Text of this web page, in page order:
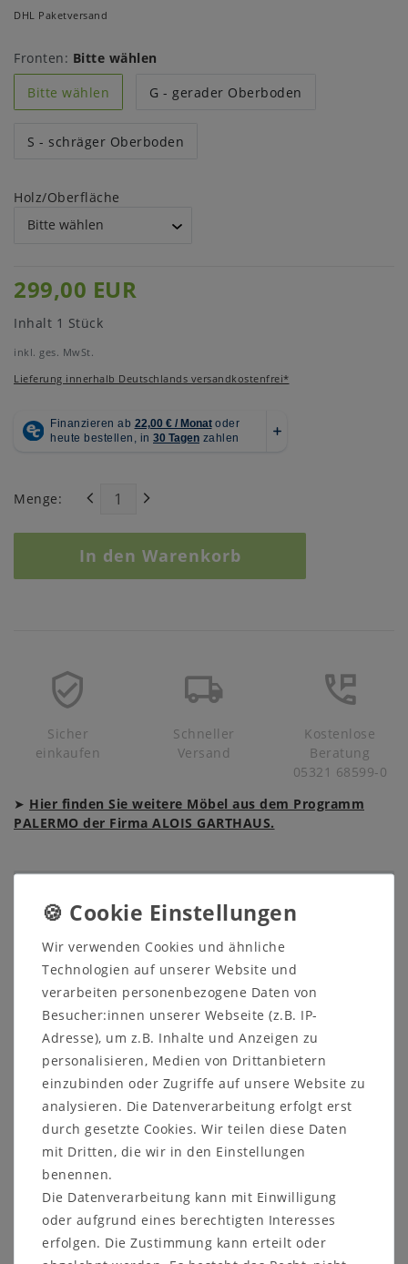
DHL Paketversand
Fronten: Bitte wählen
Bitte wählen
G - gerader Oberboden
S - schräger Oberboden
Holz/Oberfläche
299,00 EUR
Inhalt 1 Stück
inkl. ges. MwSt.
Lieferung innerhalb Deutschlands versandkostenfrei*
Menge:
In den Warenkorb
Sicher
einkaufen
Schneller
Versand
Kostenlose
Beratung
05321 68599-0
➤ Hier finden Sie weitere Möbel aus dem Programm
PALERMO der Firma ALOIS GARTHAUS.
Prospekte
Produktbewertung
Hängeboard Wildeiche,
Kernbuche massiv natur oder
bianco geölt
Hängeregal - L-Regal - Massivholz
Das L-Wandboard hat eine Breite von 171 cm.
Dieses Wandregal ist wahlweise aus
massivem Eichenholz oder Buchenholz
Wir verwenden Cookies und ähnliche
Technologien auf unserer Website und
verarbeiten personenbezogene Daten von
Besucher:innen unserer Webseite (z.B. IP-
Adresse), um z.B. Inhalte und Anzeigen zu
personalisieren, Medien von Drittanbietern
einzubinden oder Zugriffe auf unsere Website zu
analysieren. Die Datenverarbeitung erfolgt erst
durch gesetzte Cookies. Wir teilen diese Daten
mit Dritten, die wir in den Einstellungen
benennen.
Die Datenverarbeitung kann mit Einwilligung
oder aufgrund eines berechtigten Interesses
erfolgen. Die Zustimmung kann erteilt oder